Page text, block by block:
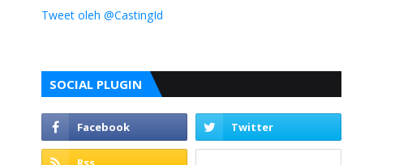
Tweet oleh @CastingId
SOCIAL PLUGIN